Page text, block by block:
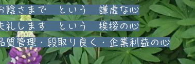
陰さまで という 謙虚な心
礼します という 挨拶の心
質管理・段取り良く・企業利益の心